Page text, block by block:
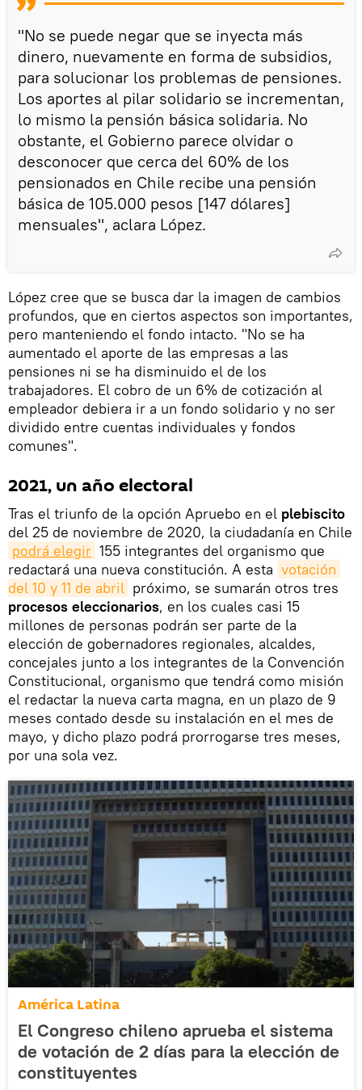
"No se puede negar que se inyecta más
dinero, nuevamente en forma de subsidios,
para solucionar los problemas de pensiones.
Los aportes al pilar solidario se incrementan,
lo mismo la pensión básica solidaria. No
obstante, el Gobierno parece olvidar o
desconocer que cerca del 60% de los
pensionados en Chile recibe una pensión
básica de 105.000 pesos [147 dólares]
mensuales", aclara López.
López cree que se busca dar la imagen de cambios
profundos, que en ciertos aspectos son importantes,
pero manteniendo el fondo intacto. "No se ha
aumentado el aporte de las empresas a las
pensiones ni se ha disminuido el de los
trabajadores. El cobro de un 6% de cotización al
empleador debiera ir a un fondo solidario y no ser
dividido entre cuentas individuales y fondos
comunes".
2021, un año electoral
Tras el triunfo de la opción Apruebo en el plebiscito
del 25 de noviembre de 2020, la ciudadanía en Chile
podrá elegir 155 integrantes del organismo que
redactará una nueva constitución. A esta votación
del 10 y 11 de abril próximo, se sumarán otros tres
procesos eleccionarios, en los cuales casi 15
millones de personas podrán ser parte de la
elección de gobernadores regionales, alcaldes,
concejales junto a los integrantes de la Convención
Constitucional, organismo que tendrá como misión
el redactar la nueva carta magna, en un plazo de 9
meses contado desde su instalación en el mes de
mayo, y dicho plazo podrá prorrogarse tres meses,
por una sola vez.
América Latina
El Congreso chileno aprueba el sistema
de votación de 2 días para la elección de
constituyentes